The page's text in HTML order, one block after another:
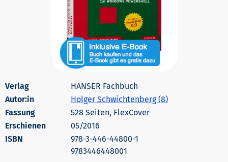
HANSER Fachbuch
Autor:in
Holger Schwichtenberg (8)
528 Seiten, FlexCover
Erschienen
05/2016
978-3-446-44800-1
9783446448001